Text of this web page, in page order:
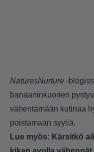
NaturesNurture -
banaaninkuorien
vähentämään kutinaa
poistamaan syyliä.
Lue myös: Kärsitkö